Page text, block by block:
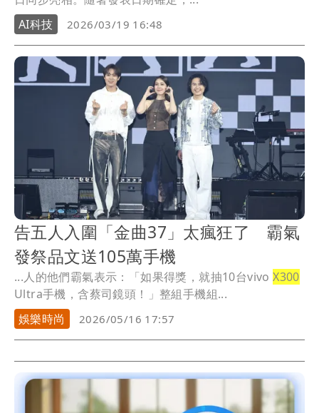
AI科技
2026/03/19 16:48
告五人入圍「金曲37」太瘋狂了 霸氣
發祭品文送105萬手機
...人的他們霸氣表示：「如果得獎，就抽10台vivoX300
Ultra手機，含蔡司鏡頭！」整組手機組...
娛樂時尚
2026/05/16 17:57